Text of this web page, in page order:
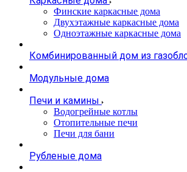
Финские каркасные дома
Двухэтажные каркасные дома
Одноэтажные каркасные дома
Комбинированный дом из
Модульные дома
Печи и камины
Водогрейные котлы
Отопительные печи
Печи для бани
Рубленые дома